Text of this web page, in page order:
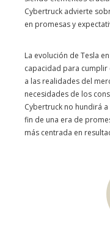
Cybertruck advierte
en promesas y
La evolución de Tesla
capacidad para
a las realidades del
necesidades de los
Cybertruck no hundirá
fin de una era de
más centrada en